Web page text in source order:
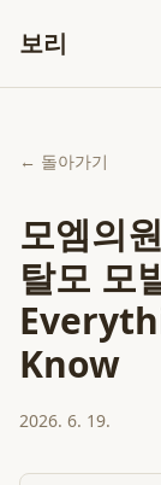
보리
← 돌아가기
모엠의
탈모 모
Know
2026. 6. 19.